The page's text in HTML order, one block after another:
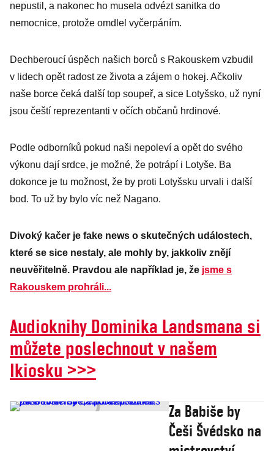
nepustil, a nakonec ho musela odvézt sanitka do
nemocnice, protože omdlel vyčerpáním.
Dechberoucí úspěch našich borců s Rakouskem vzbudil
v lidech opět radost ze života a zájem o hokej. Ačkoliv
naše borce čeká další top soupeř, a sice Lotyšsko, už nyní
jsou čeští reprezentanti v očích občanů hrdinové.
Podle odborníků pokud naši nepoleví a opět do svého
výkonu dají srdce, je možné, že potrápí i Lotyše. Ba
dokonce je tu možnost, že by proti Lotyšsku urvali i další
bod. To už by bylo víc než Nagano.
Divoký kačer je fake news o skutečných událostech,
které se sice nestaly, ale mohly by, jakkoliv znějí
neuvěřitelně. Pravdou ale například je, že jsme s
Rakouskem prohráli...
Audioknihy Dominika Landsmana si
můžete poslechnout v našem
Ikiosku >>>
Za Babiše by
Češi Švédsko na